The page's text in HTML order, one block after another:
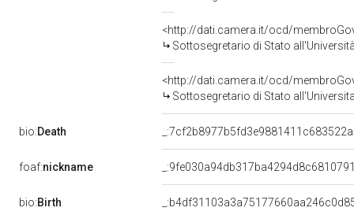
<http://dati.camera.it/ocd/
Sottosegretario di Stato
<http://dati.camera.it/ocd/
Sottosegretario di Stato
bio:Death
foaf:nickname
bio:Birth